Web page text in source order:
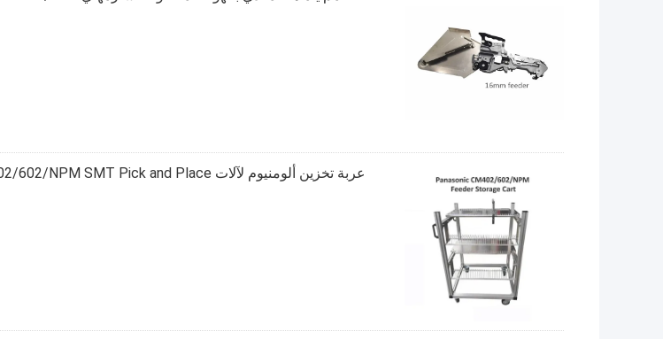
عربة تخزين ألومنيوم لآلات Panasonic CM402/602/NPM SMT Pick and Place